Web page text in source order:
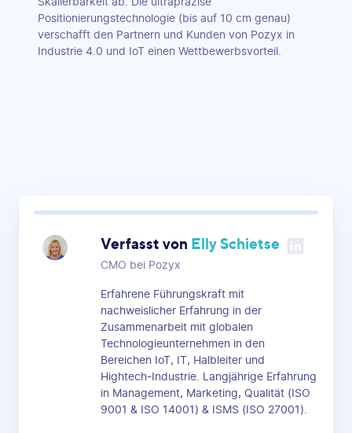
Positionierungstechnologie (bis auf 10 cm genau)
verschafft den Partnern und Kunden von Pozyx in
Industrie 4.0 und IoT einen Wettbewerbsvorteil.
Verfasst von Elly Schietse
CMO bei Pozyx
Erfahrene Führungskraft mit
nachweislicher Erfahrung in der
Zusammenarbeit mit globalen
Technologieunternehmen in den
Bereichen IoT, IT, Halbleiter und
Hightech-Industrie. Langjährige Erfahrung
in Management, Marketing, Qualität (ISO
9001 & ISO 14001) & ISMS (ISO 27001).